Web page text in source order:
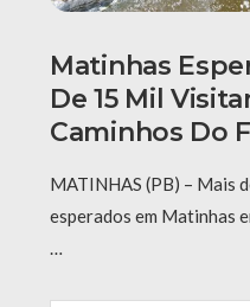
Matinhas
De 15 Mil
Caminhos Do
MATINHAS (PB) – Mais
esperados em Matinhas
…